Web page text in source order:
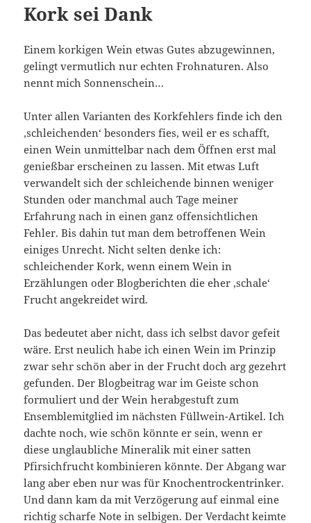
Kork sei Dank
Einem korkigen Wein etwas Gutes abzugewinnen,
gelingt vermutlich nur echten Frohnaturen. Also
nennt mich Sonnenschein…
Unter allen Varianten des Korkfehlers finde ich den
‚schleichenden‘ besonders fies, weil er es schafft,
einen Wein unmittelbar nach dem Öffnen erst mal
genießbar erscheinen zu lassen. Mit etwas Luft
verwandelt sich der schleichende binnen weniger
Stunden oder manchmal auch Tage meiner
Erfahrung nach in einen ganz offensichtlichen
Fehler. Bis dahin tut man dem betroffenen Wein
einiges Unrecht. Nicht selten denke ich:
schleichender Kork, wenn einem Wein in
Erzählungen oder Blogberichten die eher ‚schale‘
Frucht angekreidet wird.
Das bedeutet aber nicht, dass ich selbst davor gefeit
wäre. Erst neulich habe ich einen Wein im Prinzip
zwar sehr schön aber in der Frucht doch arg gezehrt
gefunden. Der Blogbeitrag war im Geiste schon
formuliert und der Wein herabgestuft zum
Ensemblemitglied im nächsten Füllwein-Artikel. Ich
dachte noch, wie schön könnte er sein, wenn er
diese unglaubliche Mineralik mit einer satten
Pfirsichfrucht kombinieren könnte. Der Abgang war
lang aber eben nur was für Knochentrockentrinker.
Und dann kam da mit Verzögerung auf einmal eine
richtig scharfe Note in selbigen. Der Verdacht keimte